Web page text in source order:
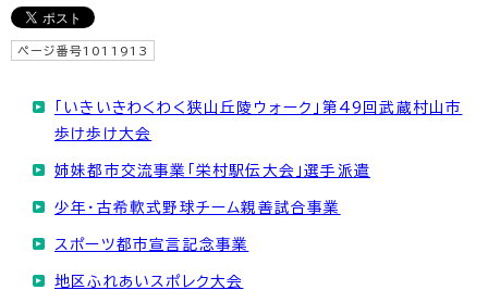
ページ番号1011913
「いきいきわくわく狭山丘陵ウォーク」第49回武蔵村山市
歩け歩け大会
姉妹都市交流事業「栄村駅伝大会」選手派遣
少年・古希軟式野球チーム親善試合事業
スポーツ都市宣言記念事業
地区ふれあいスポレク大会